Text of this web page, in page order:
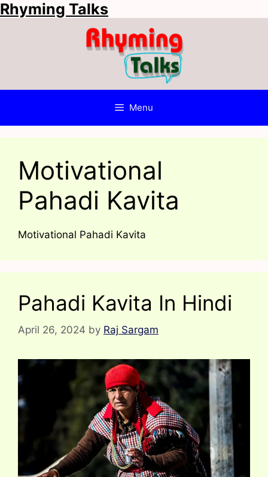
Skip
to
Rhyming Talks
Menu
Motivational
Pahadi Kavita
Motivational Pahadi Kavita
Pahadi Kavita In Hindi
April 26, 2024 by Raj Sargam